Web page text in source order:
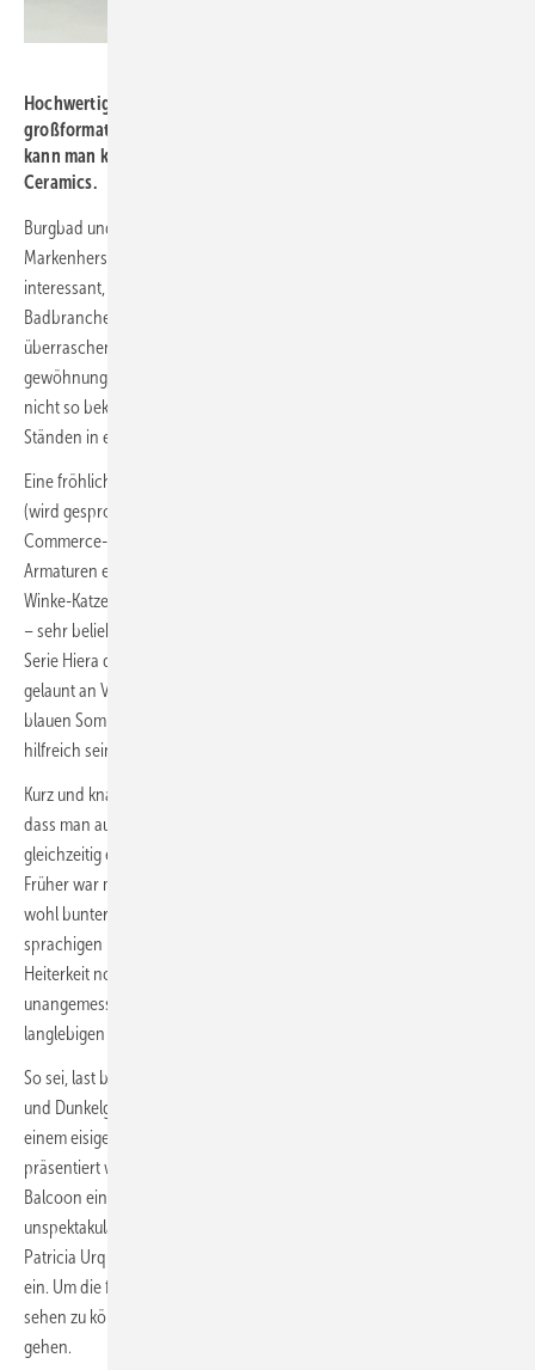
Hochwertiger Minimalismus funktioniert global: Mit
großformatigem Feinsteinzeug in kostbarem Naturstein-Look
kann man kaum etwas falsch machen. Leiser Luxus von RAK
Ceramics.
Burgbad und Hewi waren mit vielen anderen großen
Markenherstellern in Halle 3.1 vertreten. Natürlich ist es sehr
interessant, welche Innovationen die etablierten Akteure der
Badbranche hier alle zwei Jahre präsentieren. Ebenso
überraschend – und zugegebenermaßen manchmal
gewöhnungsbedürftig – sind aber die vielen kleinen, meist bei uns
nicht so bekannten internationalen Aussteller mit oftmals bunteren
Ständen in einigen der anderen Hallen.
Eine fröhliche Farbenparade von Wasserkränen zeigte z. B. Maykke
(wird gesprochen wie das englische „make“), ein amerikanischer E-­
Commerce-Start-up-Händler aus dem Silicon Valley in ­Kalifornien. Die
Armaturen erinnerten uns fast ein wenig an die glücksbringenden
Winke-Katzen, die nicht nur in Asien – und zwar dort als Maneki-neko
– sehr beliebt sind. Oder betrachten wir die Waschbecken aus der
Serie Hiera des türkischen Herstellers EGE. Der Farbklang erinnert gut
gelaunt an Vanille- und Erdbeer-Softeis unter einem wolkenlosen,
blauen Sommerhimmel. Ein wenig Leichtigkeit kann manchmal
hilfreich sein.
Kurz und knackig wollen wir in unserer Nachlese zusammenfassen,
dass man auf vielen Ständen der ISH 2025 zwar gekonnter, aber
gleichzeitig ein wenig zurückhaltender mit dem Thema Farbe umging.
Früher war mehr Lametta, und auf der ISH 2023 war es insgesamt
wohl bunter als zur diesjährigen Auflage. Bei Firmen im deutsch­
sprachigen Raum ist man von bunter Ungezwungenheit bzw.
Heiterkeit noch ein Stück entfernt. Aber wäre das vielleicht nicht auch
unangemessen für ein Badezimmer, zumindest solange es um die
langlebigen Sanitärelemente geht?
So sei, last but not least, Duravit erwähnt, wo 2023 neben Weiß, Hell-
und Dunkelgrau mit einer mutigen Sanitärserie in Zimt, Salonblau und
einem eisigen Grünblau ein wahrer Blockbuster bzw. Messe-Stopper
präsentiert wurde. Dieses Jahr zeigte der Hersteller mit der Serie ­
Balcoon einen eher beschaulichen Film, ruhig und fast ein bisschen
unspektakulär. Bei der Auswahl der Farbpalette setzte Stardesignerin
Patricia Urquiola mit „Clay Terra Matt“ ein Beige als zentrale Nuance
ein. Um die feinen Riffel- und Terrazzostrukturen der Oberflächen
sehen zu können, musste man schon wirklich nahe ans Produkt
gehen.